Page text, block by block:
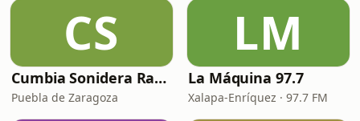
CS
Cumbia Sonidera Radio
Puebla de Zaragoza
LM
La Máquina 97.7
Xalapa-Enríquez · 97.7 FM